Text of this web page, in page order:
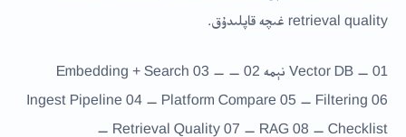
retrieval quality غىچە قاپلىدۇق.
01 — Vector DB نېمە 02 — Embedding + Search 03 —
Ingest Pipeline 04 — Platform Compare 05 — Filtering 06
— Retrieval Quality 07 — RAG 08 — Checklist